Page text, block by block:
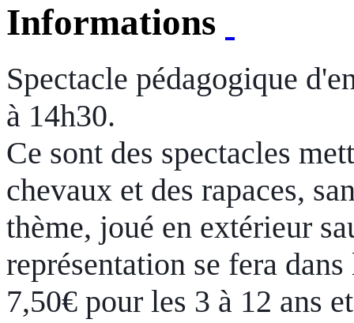
Informations
Spectacle pédagogique
à 14h30.
Ce sont des spectacles
chevaux et des rapaces,
thème, joué en extérieur
représentation se fera
7,50€ pour les 3 à 12 ans